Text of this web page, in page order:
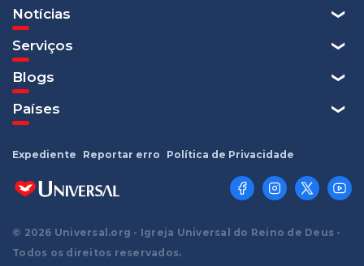
Notícias
Serviços
Blogs
Países
© 2026 Universal.org - Igreja Universal do Reino de Deus -
Todos os direitos reservados.
Expediente Reportar erro Política de Privacidade